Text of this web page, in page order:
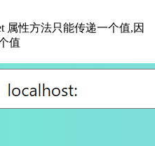
属性方法只能传递一个值,因
值